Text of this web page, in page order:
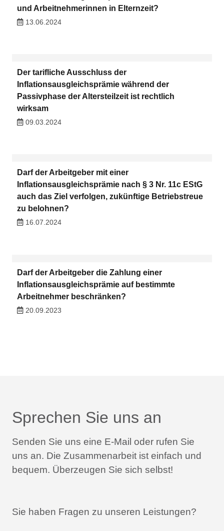
und Arbeitnehmerinnen in Elternzeit?
13.06.2024
Der tarifliche Ausschluss der
Inflationsausgleichsprämie während der
Passivphase der Altersteilzeit ist rechtlich
wirksam
09.03.2024
Darf der Arbeitgeber mit einer
Inflationsausgleichsprämie nach § 3 Nr. 11c EStG
auch das Ziel verfolgen, zukünftige Betriebstreue
zu belohnen?
16.07.2024
Darf der Arbeitgeber die Zahlung einer
Inflationsausgleichsprämie auf bestimmte
Arbeitnehmer beschränken?
20.09.2023
Sprechen Sie uns an
Senden Sie uns eine E-Mail oder rufen Sie
uns an. Die Zusammenarbeit ist einfach und
bequem. Überzeugen Sie sich selbst!
Sie haben Fragen zu unseren Leistungen?